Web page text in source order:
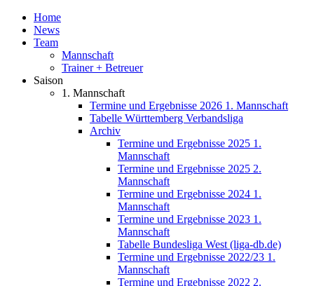
Home
News
Team
Mannschaft
Trainer + Betreuer
Saison
1. Mannschaft
Termine und Ergebnisse 2026 1. Mannschaft
Tabelle Württemberg Verbandsliga
Archiv
Termine und Ergebnisse 2025 1.
Mannschaft
Termine und Ergebnisse 2025 2.
Mannschaft
Termine und Ergebnisse 2024 1.
Mannschaft
Termine und Ergebnisse 2023 1.
Mannschaft
Tabelle Bundesliga West (liga-db.de)
Termine und Ergebnisse 2022/23 1.
Mannschaft
Termine und Ergebnisse 2022 2.